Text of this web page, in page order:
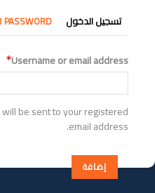
التبويبات
الأساسية
تسجيل الدخول PASSWORD
Username or email address
be sent to your registered
email address.